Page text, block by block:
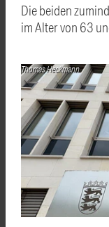
Die beiden
im Alter von 63
Thomas Heckmann